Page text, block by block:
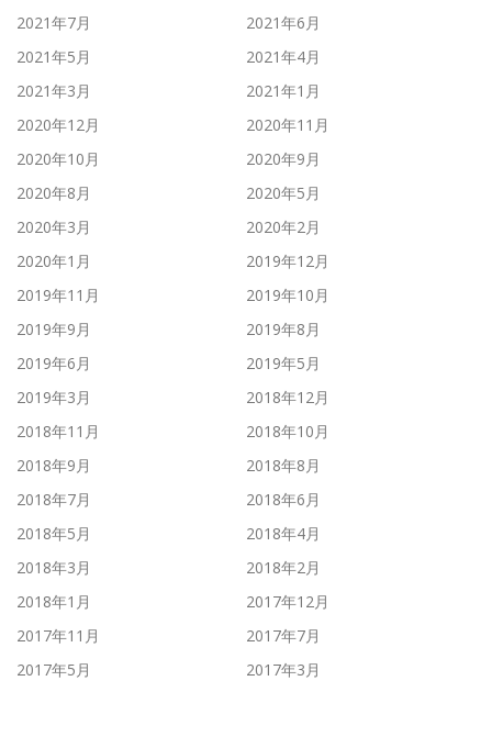
2021年7月
2021年6月
2021年5月
2021年4月
2021年3月
2021年1月
2020年12月
2020年11月
2020年10月
2020年9月
2020年8月
2020年5月
2020年3月
2020年2月
2020年1月
2019年12月
2019年11月
2019年10月
2019年9月
2019年8月
2019年6月
2019年5月
2019年3月
2018年12月
2018年11月
2018年10月
2018年9月
2018年8月
2018年7月
2018年6月
2018年5月
2018年4月
2018年3月
2018年2月
2018年1月
2017年12月
2017年11月
2017年7月
2017年5月
2017年3月